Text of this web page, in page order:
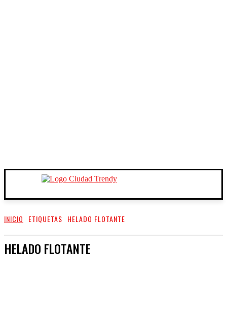
INICIO ETIQUETAS HELADO FLOTANTE
HELADO FLOTANTE